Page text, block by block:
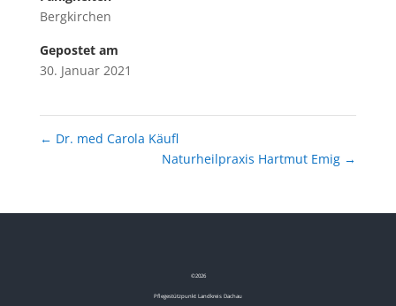
Bergkirchen
Gepostet am
30. Januar 2021
← Dr. med Carola Käufl
Naturheilpraxis Hartmut Emig →
©2026
Pflegestützpunkt Landkreis Dachau